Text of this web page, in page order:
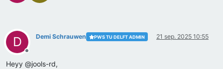
D
Offline
Demi Schrauwen PWS TU DELFT ADMIN 21 sep. 2025 10:55
Heyy @jools-rd,